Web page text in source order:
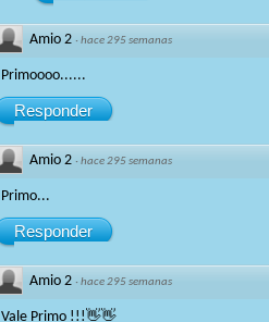
Amio 2 ·hace 295 semanas
Primoooo......
Responder
Amio 2 ·hace 295 semanas
Primo...
Responder
Amio 2 ·hace 295 semanas
Vale Primo !!!👋👋